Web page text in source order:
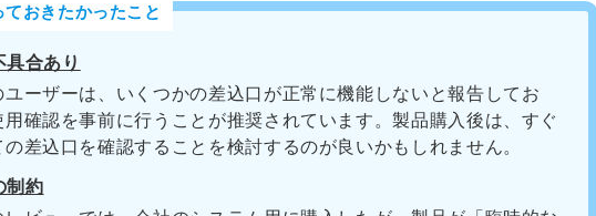
おきたかったこと
合あり
ユーザーは、いくつかの差込口が正常に機能しないと報告してお
用確認を事前に行うことが推奨されています。製品購入後は、すぐ
の差込口を確認することを検討するのが良いかもしれません。
制約